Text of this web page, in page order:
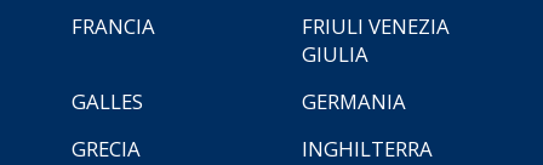
FRANCIA
FRIULI VENEZIA
GIULIA
GALLES
GERMANIA
GRECIA
INGHILTERRA